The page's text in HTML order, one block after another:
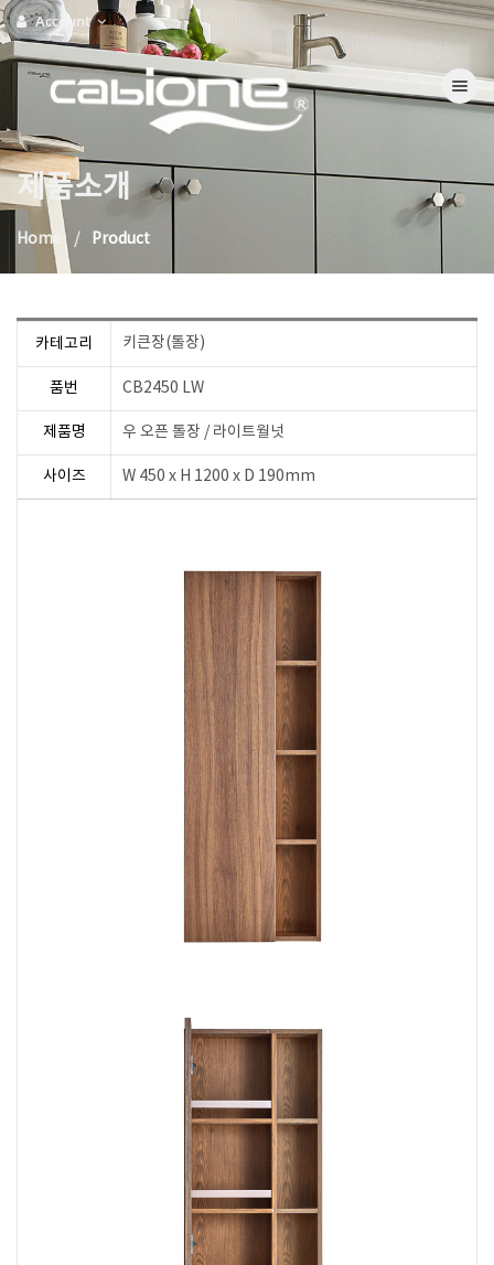
Account
Toggle
제품소개
Home Product
카테고리 키큰장(톨장)
품번 CB2450 LW
제품명 우 오픈 톨장 / 라이트월넛
사이즈 W 450 x H 1200 x D 190mm